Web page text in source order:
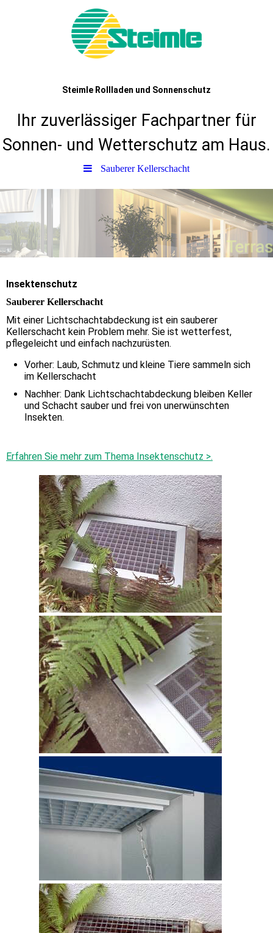
Steimle Rollladen und Sonnenschutz
Ihr zuverlässiger Fachpartner für
Sonnen- und Wetterschutz am Haus.
Sauberer Kellerschacht
Insektenschutz
Sauberer Kellerschacht
Mit einer Lichtschachtabdeckung ist ein sauberer
Kellerschacht kein Problem mehr. Sie ist wetterfest,
pflegeleicht und einfach nachzurüsten.
Vorher: Laub, Schmutz und kleine Tiere sammeln sich
im Kellerschacht
Nachher: Dank Lichtschachtabdeckung bleiben Keller
und Schacht sauber und frei von unerwünschten
Insekten.
Erfahren Sie mehr zum Thema Insektenschutz >.